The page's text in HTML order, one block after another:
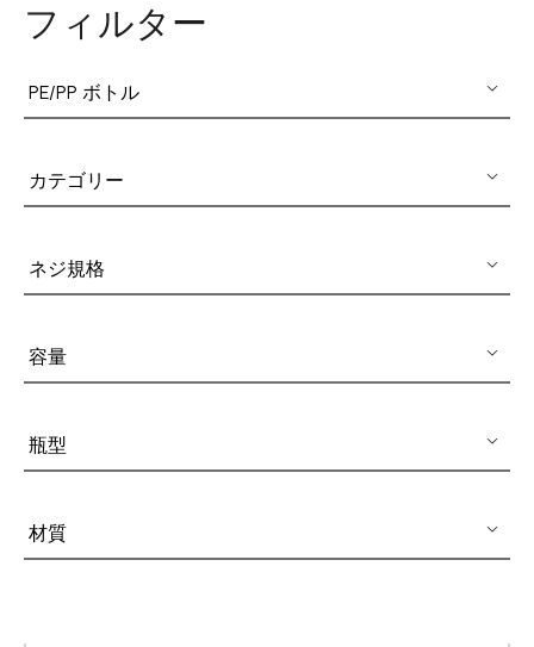
フィルター
PE/PP ボトル
カテゴリー
ネジ規格
容量
瓶型
材質
会社簡介